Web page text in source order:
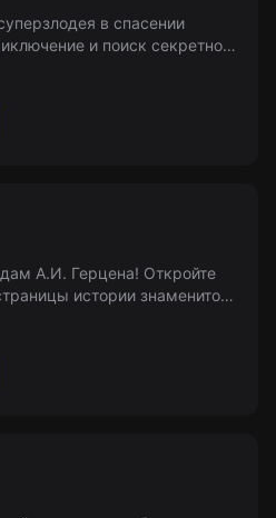
в спасении
и поиск секретной
А.И. Герцена! Откройте
истории знаменитого